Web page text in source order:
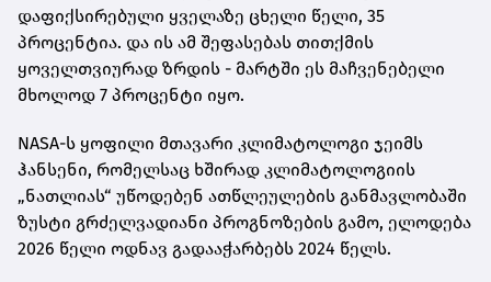
დაფიქსირებული ყველაზე ცხელი წელი, 35
პროცენტია. და ის ამ შეფასებას თითქმის
ყოველთვიურად ზრდის - მარტში ეს მაჩვენებელი
მხოლოდ 7 პროცენტი იყო.
NASA-ს ყოფილი მთავარი კლიმატოლოგი ჯეიმს
ჰანსენი, რომელსაც ხშირად კლიმატოლოგიის
„ნათლიას“ უწოდებენ ათწლეულების განმავლობაში
ზუსტი გრძელვადიანი პროგნოზების გამო, ელოდება
2026 წელი ოდნავ გადააჭარბებს 2024 წელს.